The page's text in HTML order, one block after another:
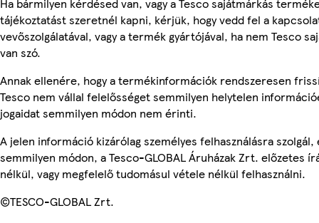
Ha bármilyen kérdésed van, vagy a Tesco sajátmárkás
tájékoztatást szeretnél kapni, kérjük, hogy vedd fel a
vevőszolgálatával, vagy a termék gyártójával, ha nem Tesco
van szó.
Annak ellenére, hogy a termékinformációk rendszeresen
Tesco nem vállal felelősséget semmilyen helytelen
jogaidat semmilyen módon nem érinti.
A jelen információ kizárólag személyes felhasználásra
semmilyen módon, a Tesco-GLOBAL Áruházak Zrt. előzetes
nélkül, vagy megfelelő tudomásul vétele nélkül felhasználni.
©TESCO-GLOBAL Zrt.